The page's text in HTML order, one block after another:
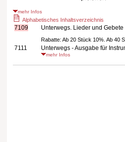
mehr Infos
Alphabetisches Inhaltsverzeichnis
7109 Unterwegs. Lieder und Gebete
Rabatte: Ab 20 Stück 10%. Ab 40
7111 Unterwegs - Ausgabe für
mehr Infos